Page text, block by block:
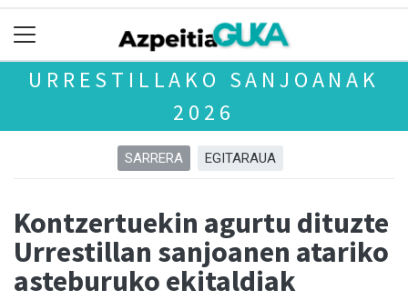
URRESTILLAKO SANJOANAK
2026
SARRERA EGITARAUA
Kontzertuekin agurtu dituzte
Urrestillan sanjoanen atariko
asteburuko ekitaldiak